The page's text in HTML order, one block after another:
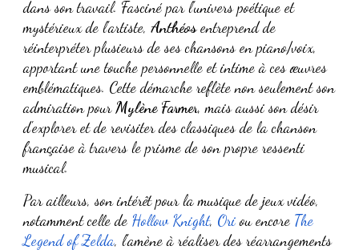
dans son travail. Fasciné par l'universpoétique et
mystérieuxde l'artiste,Anthéosentreprend de
réinterpréter plusieurs de ses chansons en piano/voix,
apportant une touchepersonnelle et intimeà ces œuvres
emblématiques. Cette démarche reflète non seulement son
admiration pourMylène Farmer, mais aussi son désir
d'explorer et derevisiter des classiques de la chanson
françaiseà travers le prisme de son propre ressenti
musical.
Par ailleurs, son intérêt pour lamusique de jeux vidéo,
notamment celle de Hollow Knight, Oriou encore The
Legend of Zelda, l'amène à réaliser desréarrangements